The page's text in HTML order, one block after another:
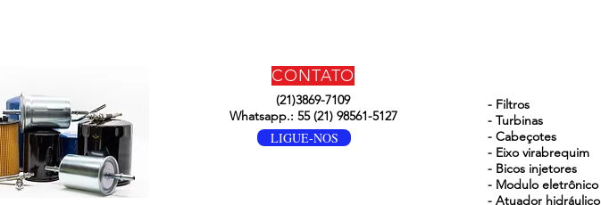
CONTATO
(21)3869-7109
Whatsapp.: 55 (21) 98561-5127
LIGUE-NOS
- Filtros
- Turbinas
- Cabeçotes
- Eixo virabrequim
- Bicos injetores
- Modulo eletrônico
- Atuador hidráulico